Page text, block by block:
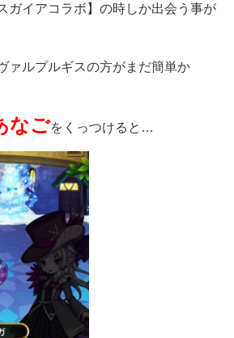
ガイアコラボ】の時しか出会う事が
ァルプルギスの方がまだ簡単か
なごをくっつけると…